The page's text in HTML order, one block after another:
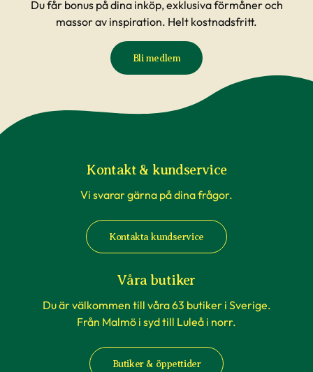
Du får bonus på dina inköp, exklusiva förmåner och
massor av inspiration. Helt kostnadsfritt.
Bli medlem
Kontakt & kundservice
Vi svarar gärna på dina frågor.
Kontakta kundservice
Våra butiker
Du är välkommen till våra 63 butiker i Sverige.
Från Malmö i syd till Luleå i norr.
Butiker & öppettider